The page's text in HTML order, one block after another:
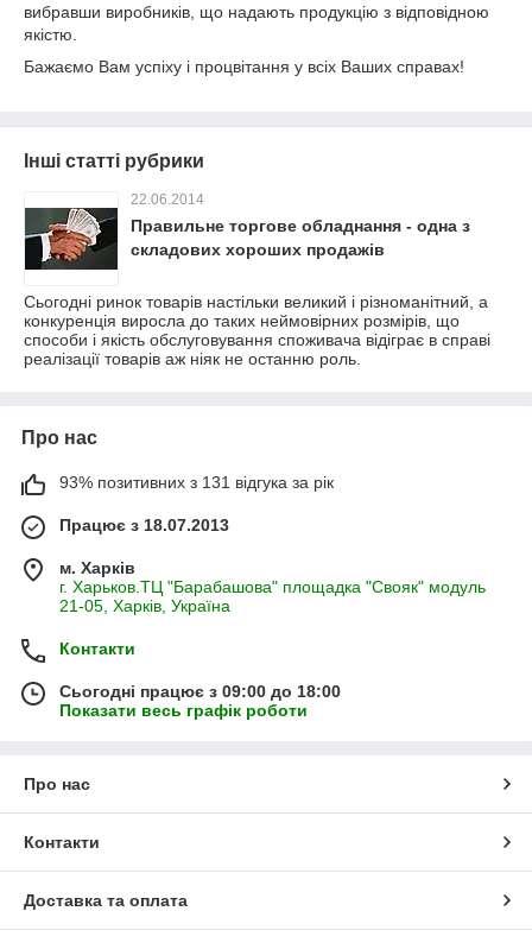
вибравши виробників, що надають продукцію з відповідною
якістю.
Бажаємо Вам успіху і процвітання у всіх Ваших справах!
Інші статті рубрики
22.06.2014
Правильне торгове обладнання - одна з
складових хороших продажів
Сьогодні ринок товарів настільки великий і різноманітний, а
конкуренція виросла до таких неймовірних розмірів, що
способи і якість обслуговування споживача відіграє в справі
реалізації товарів аж ніяк не останню роль.
Про нас
93% позитивних з 131 відгука за рік
Працює з 18.07.2013
м. Харків
г. Харьков.ТЦ "Барабашова" площадка "Свояк" модуль
21-05, Харків, Україна
Контакти
Сьогодні працює з 09:00 до 18:00
Показати весь графік роботи
Про нас
Контакти
Доставка та оплата